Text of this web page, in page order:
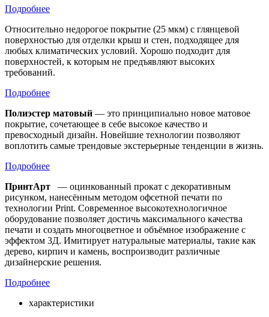
Подробнее
Относительно недорогое покрытие (25 мкм) с глянцевой
поверхностью для отделки крыш и стен, подходящее для
любых климатических условий. Хорошо подходит для
поверхностей, к которым не предъявляют высоких
требований.
Подробнее
Полиэстер матовый — это принципиально новое матовое
покрытие, сочетающее в себе высокое качество и
превосходный дизайн. Новейшие технологии позволяют
воплотить самые трендовые экстерьерные тенденции в жизнь.
Подробнее
ПринтАрт
— оцинкованный прокат с декоративным
рисунком, нанесённым методом офсетной печати по
технологии Print. Современное высокотехнологичное
оборудование позволяет достичь максимального качества
печати и создать многоцветное и объёмное изображение с
эффектом 3Д. Имитирует натуральные материалы, такие как
дерево, кирпич и камень, воспроизводит различные
дизайнерские решения.
Подробнее
характеристики